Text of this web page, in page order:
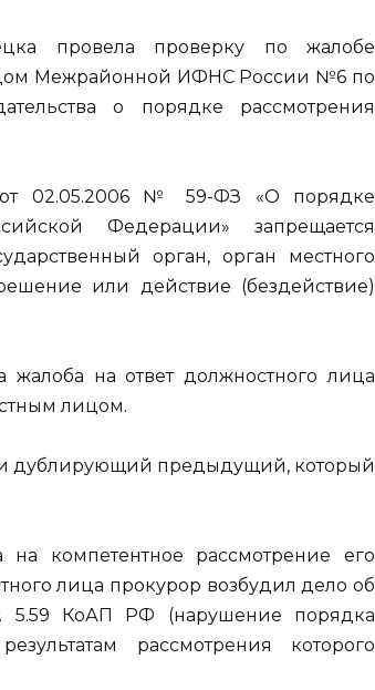
провела проверку по жалобе
Межрайонной ИФНС России №6 по
о порядке рассмотрения
от 02.05.2006 № 59-ФЗ «О порядке
Федерации» запрещается
орган, орган местного
или действие (бездействие)
жалоба на ответ должностного лица
лицом.
дублирующий предыдущий, который
компетентное рассмотрение его
лица прокурор возбудил дело об
5.59 КоАП РФ (нарушение порядка
рассмотрения которого